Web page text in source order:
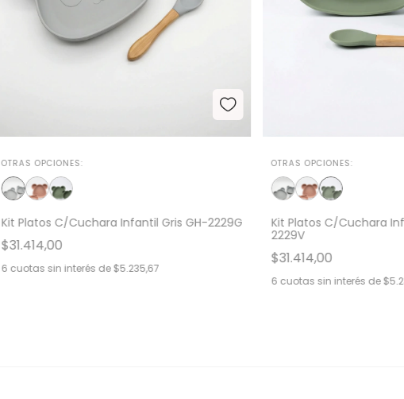
OTRAS OPCIONES:
Kit Platos C/Cuchara Infantil Gris GH-2229G
$31.414,00
6 cuotas sin interés de$5.235,67
OTRAS OPCIONES:
Kit Platos C/Cuchara
2229V
$31.414,00
6 cuotas sin interés de